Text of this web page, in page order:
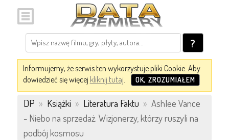
?
Informujemy, że serwis ten wykorzystuje pliki Cookie. Aby
dowiedzieć się więcej kliknij tutaj. OK, ZROZUMIAŁEM
DP » Książki » Literatura Faktu » Ashlee Vance
- Niebo na sprzedaż. Wizjonerzy, którzy ruszyli na
podbój kosmosu